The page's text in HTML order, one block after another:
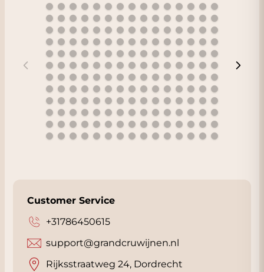
Customer Service
+31786450615
support@grandcruwijnen.nl
Rijksstraatweg 24, Dordrecht